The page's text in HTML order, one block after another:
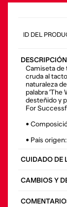
DESCRIPCIÓN
Camiseta de
cruda al
naturaleza
palabra 'The
desteñido y
For
•
• País
CUIDADO DE
CAMBIOS Y